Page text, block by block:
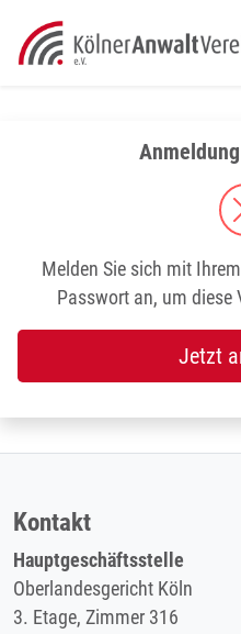
content
Melden Sie sich mit
Passwort an, um
Jetzt
Kontakt
Hauptgeschäftsstelle
Oberlandesgericht Köln
3. Etage, Zimmer 316